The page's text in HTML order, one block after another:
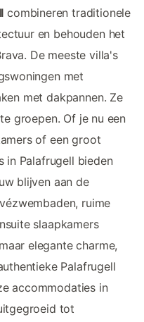
combineren traditionele
en behouden het
De meeste villa's
met
met dakpannen. Ze
groepen. Of je nu een
of een groot
in Palafrugell bieden
blijven aan de
ruime
slaapkamers
elegante charme,
Palafrugell
accommodaties in
tot